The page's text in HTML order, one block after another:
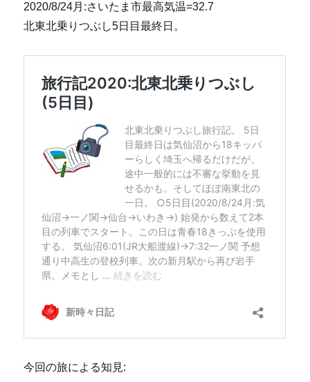
2020/8/24月:さいたま市最高気温=32.7
北東北乗りつぶし5日目最終日。
今回の旅による知見: